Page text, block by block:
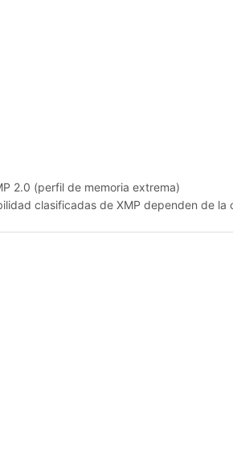
2.0 (perfil de memoria extrema)
clasificadas de XMP dependen de la